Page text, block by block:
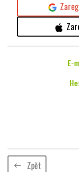
E-
keyboard_backspace Zpět